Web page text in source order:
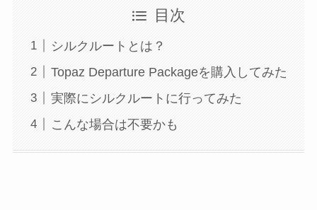
目次
シルクルートとは？
Topaz Departure Packageを購入してみた
実際にシルクルートに行ってみた
こんな場合は不要かも